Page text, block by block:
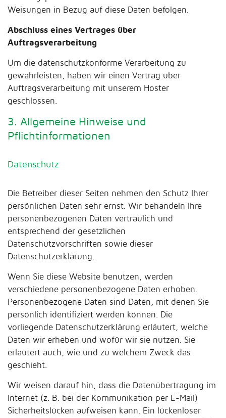
Weisungen in Bezug auf diese Daten befolgen.
Abschluss eines Vertrages über
Auftragsverarbeitung
Um die datenschutzkonforme Verarbeitung zu
gewährleisten, haben wir einen Vertrag über
Auftragsverarbeitung mit unserem Hoster
geschlossen.
3. Allgemeine Hinweise und
Pflichtinformationen
Datenschutz
Die Betreiber dieser Seiten nehmen den Schutz Ihrer
persönlichen Daten sehr ernst. Wir behandeln Ihre
personenbezogenen Daten vertraulich und
entsprechend der gesetzlichen
Datenschutzvorschriften sowie dieser
Datenschutzerklärung.
Wenn Sie diese Website benutzen, werden
verschiedene personenbezogene Daten erhoben.
Personenbezogene Daten sind Daten, mit denen Sie
persönlich identifiziert werden können. Die
vorliegende Datenschutzerklärung erläutert, welche
Daten wir erheben und wofür wir sie nutzen. Sie
erläutert auch, wie und zu welchem Zweck das
geschieht.
Wir weisen darauf hin, dass die Datenübertragung im
Internet (z. B. bei der Kommunikation per E-Mail)
Sicherheitslücken aufweisen kann. Ein lückenloser